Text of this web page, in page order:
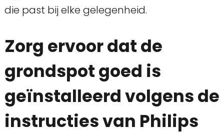
die past bij elke gelegenheid.
Zorg ervoor dat de
grondspot goed is
geïnstalleerd volgens de
instructies van Philips